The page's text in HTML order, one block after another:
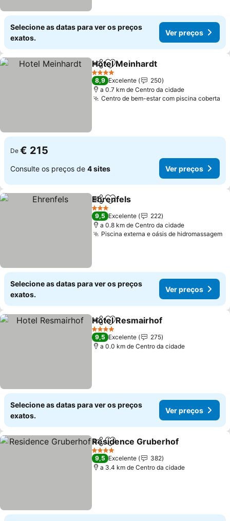
Selecione as datas para ver os preços
exatos.
Ver preços
PartilharAdicionar aos favoritos
Hotel Meinhardt
4 Estrelas
8,9 Excelente
250
a 0.7 km de Centro da cidade
Centro de bem-estar com piscina coberta
De € 215
Consulte os preços de 4 sites Ver preços
PartilharAdicionar aos favoritos
Ehrenfels
3 Estrelas
9,5 Excelente
222
a 0.8 km de Centro da cidade
Piscina externa e oásis de hidromassagem
Selecione as datas para ver os preços
exatos.
Ver preços
PartilharAdicionar aos favoritos
Hotel Resmairhof
4 Estrelas
9,5 Excelente
275
a 0.0 km de Centro da cidade
Selecione as datas para ver os preços
exatos.
Ver preços
PartilharAdicionar aos favoritos
Residence Gruberhof
4 Estrelas
9,5 Excelente
382
a 3.4 km de Centro da cidade